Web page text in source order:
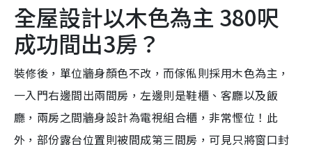
全屋設計以木色為主 380呎
成功間出3房？
裝修後，單位牆身顏色不改，而傢俬則採用木色為主，
一入門右邊間出兩間房，左邊則是鞋櫃、客廳以及飯
廳，兩房之間牆身設計為電視組合櫃，非常慳位！此
外，部份露台位置則被間成第三間房，可見只將窗口封